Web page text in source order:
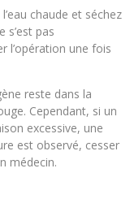
chaude et séchez
s’est pas
l’opération une fois
reste dans la
Cependant, si un
excessive, une
est observé, cesser
médecin.